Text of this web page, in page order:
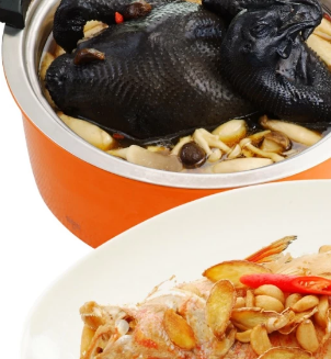
購物說明
媒體報導
門市資訊